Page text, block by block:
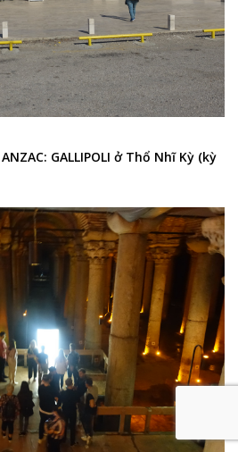
GALLIPOLI ở Thổ Nhĩ Kỳ (kỳ